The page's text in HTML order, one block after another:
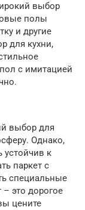
выбор
полы
и другие
для кухни,
с имитацией
выбор для
Однако,
устойчив к
паркет с
специальные
– это дорогое
цените